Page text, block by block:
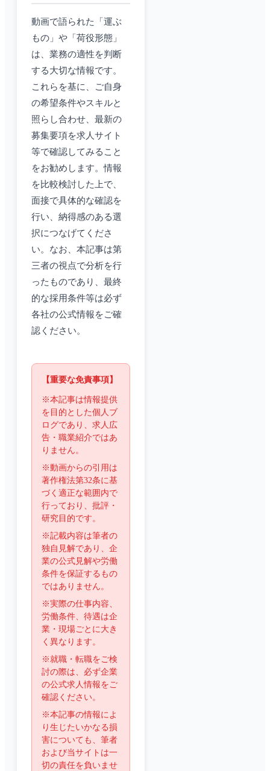
動画で語られた「運ぶ
もの」や「荷役形態」
は、業務の適性を判断
する大切な情報です。
これらを基に、ご自身
の希望条件やスキルと
照らし合わせ、最新の
募集要項を求人サイト
等で確認してみること
をお勧めします。情報
を比較検討した上で、
面接で具体的な確認を
行い、納得感のある選
択につなげてくださ
い。なお、本記事は第
三者の視点で分析を行
ったものであり、最終
的な採用条件等は必ず
各社の公式情報をご確
認ください。
【重要な免責事項】
※本記事は情報提供
を目的とした個人ブ
ログであり、求人広
告・職業紹介ではあ
りません。
※動画からの引用は
著作権法第32条に基
づく適正な範囲内で
行っており、批評・
研究目的です。
※記載内容は筆者の
独自見解であり、企
業の公式見解や労働
条件を保証するもの
ではありません。
※実際の仕事内容、
労働条件、待遇は企
業・現場ごとに大き
く異なります。
※就職・転職をご検
討の際は、必ず企業
の公式求人情報をご
確認ください。
※本記事の情報によ
り生じたいかなる損
害についても、筆者
および当サイトは一
切の責任を負いませ